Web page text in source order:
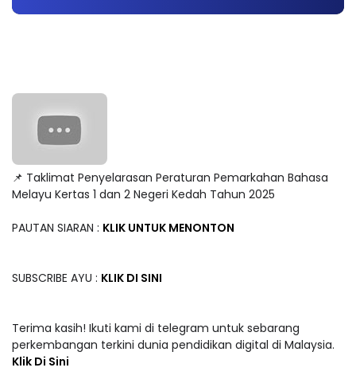
📌 Taklimat Penyelarasan Peraturan Pemarkahan Bahasa
Melayu Kertas 1 dan 2 Negeri Kedah Tahun 2025
PAUTAN SIARAN : KLIK UNTUK MENONTON
SUBSCRIBE AYU : KLIK DI SINI
Terima kasih! Ikuti kami di telegram untuk sebarang
perkembangan terkini dunia pendidikan digital di Malaysia.
Klik Di Sini